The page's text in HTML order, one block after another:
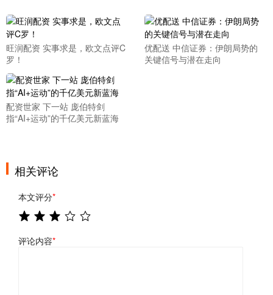
旺润配资 实事求是，欧文点评C
罗！
优配送 中信证券：伊朗局势的
关键信号与潜在走向
配资世家 下一站 庞伯特剑
指“AI+运动”的千亿美元新蓝海
相关评论
本文评分*
评论内容*